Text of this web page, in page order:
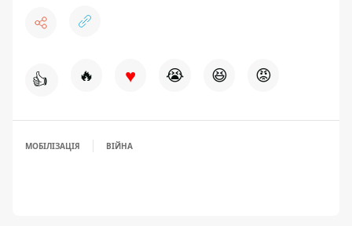
👍 🔥 ♥ 😭 😆 😡
МОБІЛІЗАЦІЯ ВІЙНА